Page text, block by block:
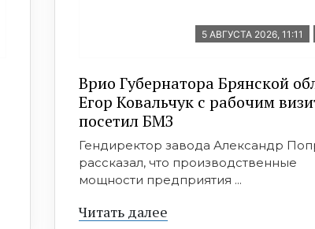
5 АВГУСТА 2026, 11:11
Врио Губернатора Брянской
Егор Ковальчук с рабочим
посетил БМЗ
Гендиректор завода Александр
рассказал, что производственные
мощности предприятия ...
Читать далее